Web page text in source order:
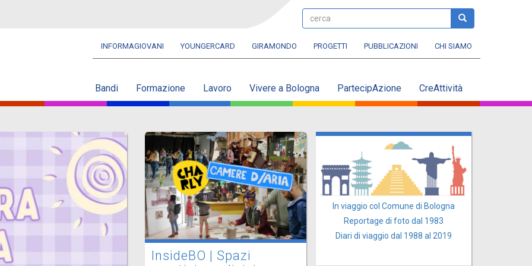
cerca cerca
Navbar
INFORMAGIOVANI YOUNGERCARD GIRAMONDO PROGETTI PUBBLICAZIONI CHI SIAMO
Bandi Formazione Lavoro Vivere a Bologna PartecipAzione CreAttività
InsideBO | Spazi
In viaggio col Comune di Bologna
Reportage di foto dal 1983
Diari di viaggio dal 1988 al 2019